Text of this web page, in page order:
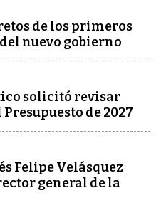
de los primeros
nuevo gobierno
solicitó revisar
de 2027
Felipe Velásquez
general de la